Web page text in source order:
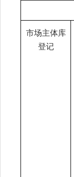
市场主体库
登记